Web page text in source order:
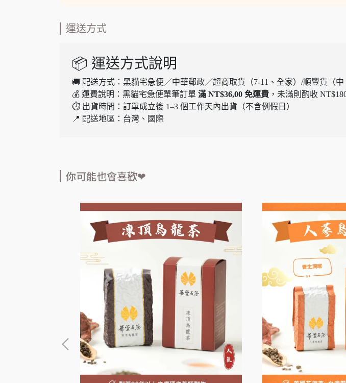
運送方式
📦 運送方式說明
🚚 配送方式：黑貓宅急便／中華郵政／超商取貨（7-11、全家）/順豐貨（中
💰 運費說明：黑貓宅急便單筆訂單 滿 NT$36,00 免運費 ，未滿則酌收
⏱ 出貨時間：訂單成立後 1–3 個工作天內出貨（不含例假日）
📍 配送地區：台灣、國際
你可能也會喜歡❤︎